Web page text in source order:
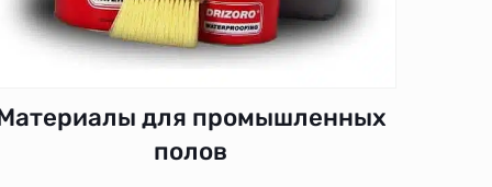
для промышленных
полов